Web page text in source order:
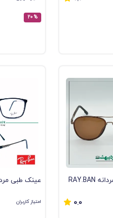
ای
% 20
عینک آفتابی مردانه RAY.BAN
0.0
ban✔️ عینک اردیبهشت
امتیاز کاربران